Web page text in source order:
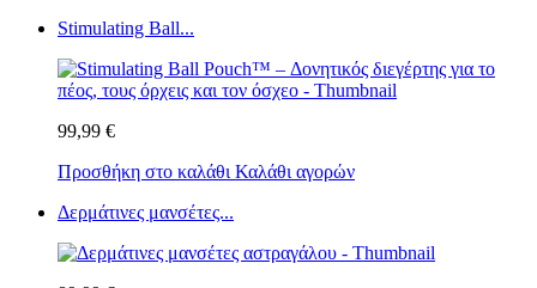
Stimulating Ball...
99,99 €
Προσθήκη στο καλάθι Καλάθι αγορών
Δερμάτινες μανσέτες...